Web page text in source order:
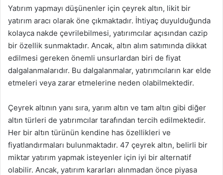
Yatırım yapmayı düşünenler için çeyrek altın, likit bir
yatırım aracı olarak öne çıkmaktadır. İhtiyaç duyulduğunda
kolayca nakde çevrilebilmesi, yatırımcılar açısından cazip
bir özellik sunmaktadır. Ancak, altın alım satımında dikkat
edilmesi gereken önemli unsurlardan biri de fiyat
dalgalanmalarıdır. Bu dalgalanmalar, yatırımcıların kar elde
etmeleri veya zarar etmelerine neden olabilmektedir.
Çeyrek altının yanı sıra, yarım altın ve tam altın gibi diğer
altın türleri de yatırımcılar tarafından tercih edilmektedir.
Her bir altın türünün kendine has özellikleri ve
fiyatlandırmaları bulunmaktadır. 47 çeyrek altın, belirli bir
miktar yatırım yapmak isteyenler için iyi bir alternatif
olabilir. Ancak, yatırım kararları alınmadan önce piyasa